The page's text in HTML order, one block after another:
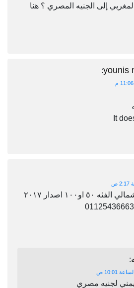
إلى الجنيه المصري ؟ هنا
younis
:
It
عايز مبلغ سوداني كبير شمالي الفئه ٥٠ او١٠٠ اصدار ٢٠١٧
: